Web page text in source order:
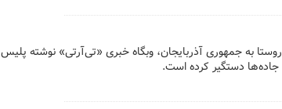
در ادامهٔ ناآرامی‌ها در ارمنستان در اعتراض به واگذاری ۴ روستا به جمهوری آذربایجان، وبگاه خبری «تی‌آرتی» نوشته پلیس